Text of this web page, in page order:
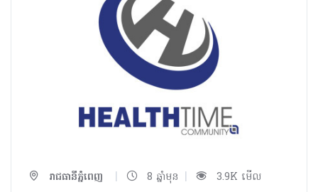
រាជធានីភ្នំពេញ | 8 ឆ្នាំមុន | 3.9K មើល